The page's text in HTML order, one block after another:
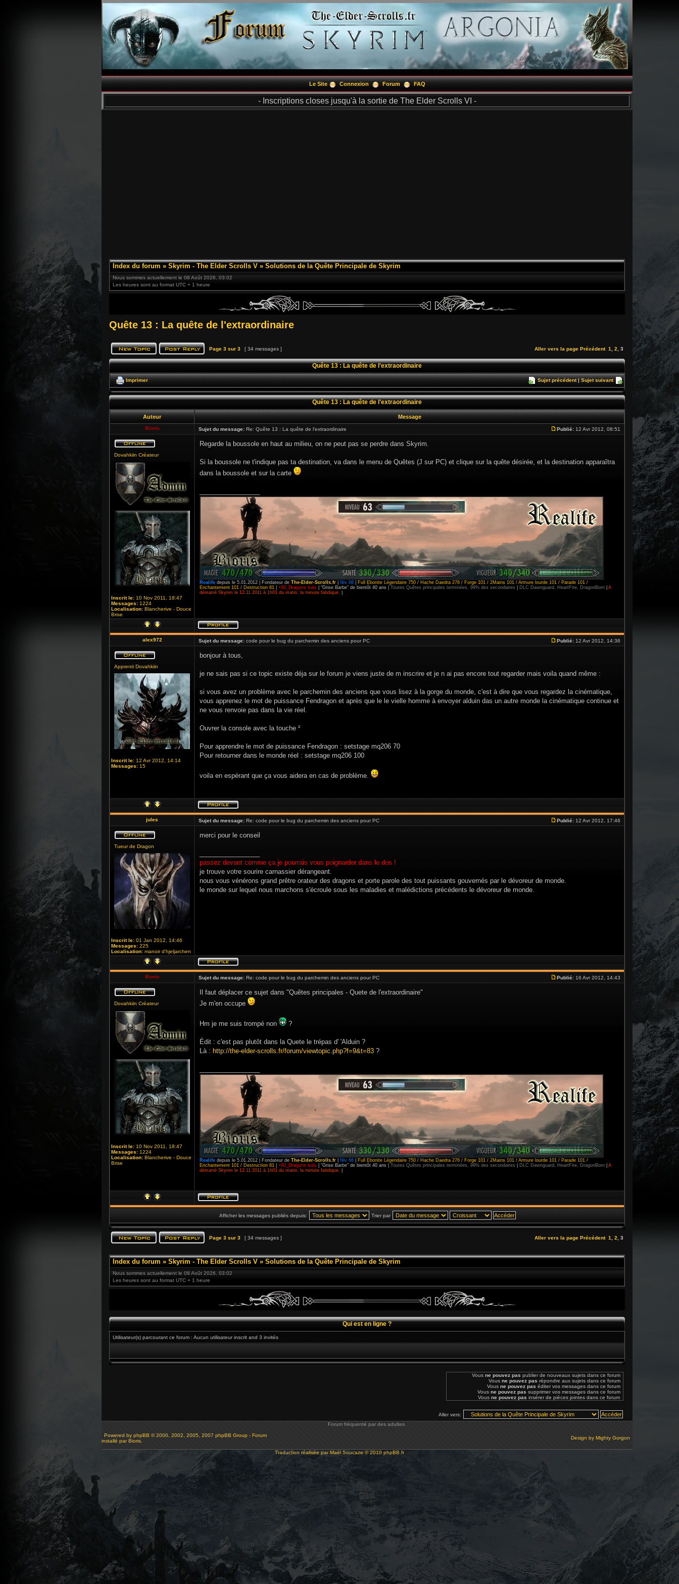
Le Site Connexion Forum FAQ
- Inscriptions closes jusqu'à la sortie de The Elder Scrolls VI -
Index du forum » Skyrim - The Elder Scrolls V » Solutions de la Quête Principale de Skyrim
Nous sommes actuellement le 08 Août 2026, 03:02
Les heures sont au format UTC + 1 heure
Quête 13 : La quête de l'extraordinaire
Page 3 sur 3 [ 34 messages ] Aller vers la page Précédent 1 2 3
Quête 13 : La quête de l'extraordinaire
Imprimer Sujet précédent|Sujet suivant
Quête 13 : La quête de l'extraordinaire
Auteur Message
Bioris Sujet du message: Re: Quête 13 : La quête de l'extraordinaire Publié: 12 Avr 2012, 08:51
Dovahkiin Créateur
Inscrit le: 10 Nov 2011, 18:47
Messages: 1224
Localisation: Blancherive - Douce
Brise
Regarde la boussole en haut au milieu, on ne peut pas se perdre dans Skyrim.
Si la boussole ne t'indique pas ta destination, va dans le menu de Quêtes (J sur PC) et clique sur la quête désirée, et la destination apparaîtra
dans la boussole et sur la carte
Realife depuis le 5.01.2012 | Fondateur de The-Elder-Scrolls.fr Niv 66
Full Ebonite Légendaire 750 / Hache Daedra 276 / Forge 101 / 2Mains 101 / Armure lourde 101 / Parade 101 /
Enchantement 101 / Destruction 81
+80_Dragons tués | "Grise Barbe" de bientôt 40 ans | Toutes Quêtes principales terminées, 99% des secondaires DLC Dawnguard, HeartFire, DragonBorn
A
démarré Skyrim le 12.11.2011 à 1h01 du matin, la minute fatidique.
alex972 Sujet du message: code pour le bug du parchemin des anciens pour PC Publié: 12 Avr 2012, 14:36
Apprenti Dovahkiin
Inscrit le: 12 Avr 2012, 14:14
Messages: 15
bonjour à tous,
je ne sais pas si ce topic existe déja sur le forum je viens juste de m inscrire et je n ai pas encore tout regarder mais voila quand même :
si vous avez un problème avec le parchemin des anciens que vous lisez à la gorge du monde, c'est à dire que vous regardez la cinématique,
vous apprenez le mot de puissance Fendragon et après que le le vielle homme à envoyer alduin das un autre monde la cinématique continue et
ne vous renvoie pas dans la vie réel.
Ouvrer la console avec la touche ²
Pour apprendre le mot de puissance Fendragon : setstage mq206 70
Pour retourner dans le monde réel : setstage mq206 100
voila en espérant que ça vous aidera en cas de problème.
jules Sujet du message: Re: code pour le bug du parchemin des anciens pour PC Publié: 12 Avr 2012, 17:46
Tueur de Dragon
Inscrit le: 01 Jan 2012, 14:46
Messages: 225
Localisation: manoir d'hjeljarchen
merci pour le conseil
passez devant comme ça je pourrais vous poignarder dans le dos !
je trouve votre sourire carnassier dérangeant.
nous vous vénérons grand prêtre orateur des dragons et porte parole des tout puissants gouvernés par le dévoreur de monde.
le monde sur lequel nous marchons s'écroule sous les maladies et malédictions précédents le dévoreur de monde.
Bioris Sujet du message: Re: code pour le bug du parchemin des anciens pour PC Publié: 16 Avr 2012, 14:43
Dovahkiin Créateur
Inscrit le: 10 Nov 2011, 18:47
Messages: 1224
Localisation: Blancherive - Douce
Brise
Il faut déplacer ce sujet dans "Quêtes principales - Quete de l'extraordinaire"
Je m'en occupe
Hm je me suis trompé non ?
Édit : c'est pas plutôt dans la Quete le trépas d' 'Alduin ?
Là : http://the-elder-scrolls.fr/forum/viewtopic.php?f=9&t=83 ?
Realife depuis le 5.01.2012 | Fondateur de The-Elder-Scrolls.fr Niv 66
Full Ebonite Légendaire 750 / Hache Daedra 276 / Forge 101 / 2Mains 101 / Armure lourde 101 / Parade 101 /
Enchantement 101 / Destruction 81
+80_Dragons tués | "Grise Barbe" de bientôt 40 ans | Toutes Quêtes principales terminées, 99% des secondaires DLC Dawnguard, HeartFire, DragonBorn
A
démarré Skyrim le 12.11.2011 à 1h01 du matin, la minute fatidique.
Afficher les messages publiés depuis: Trier par
Page 3 sur 3 [ 34 messages ] Aller vers la page Précédent 1 2 3
Index du forum » Skyrim - The Elder Scrolls V » Solutions de la Quête Principale de Skyrim
Nous sommes actuellement le 08 Août 2026, 03:02
Les heures sont au format UTC + 1 heure
Qui est en ligne ?
Utilisateur(s) parcourant ce forum : Aucun utilisateur inscrit and 3 invités
Vous ne pouvez pas publier de nouveaux sujets dans ce forum
Vous ne pouvez pas répondre aux sujets dans ce forum
Vous ne pouvez pas éditer vos messages dans ce forum
Vous ne pouvez pas supprimer vos messages dans ce forum
Vous ne pouvez pas insérer de pièces jointes dans ce forum
Aller vers:
Forum fréquenté par des adultes.
Powered by phpBB © 2000, 2002, 2005, 2007 phpBB Group - Forum
installé par Bioris.
Design by Mighty Gorgon
Traduction réalisée parMaël Soucaze © 2010 phpBB.fr